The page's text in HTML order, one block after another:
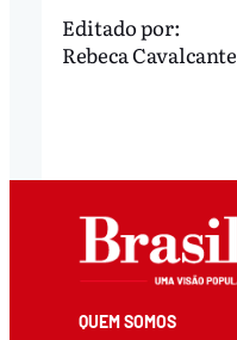
Editado por:
Rebeca Cavalcante
QUEM SOMOS